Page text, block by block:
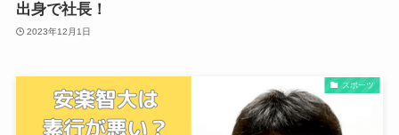
出身で社長！
2023年12月1日
スポーツ